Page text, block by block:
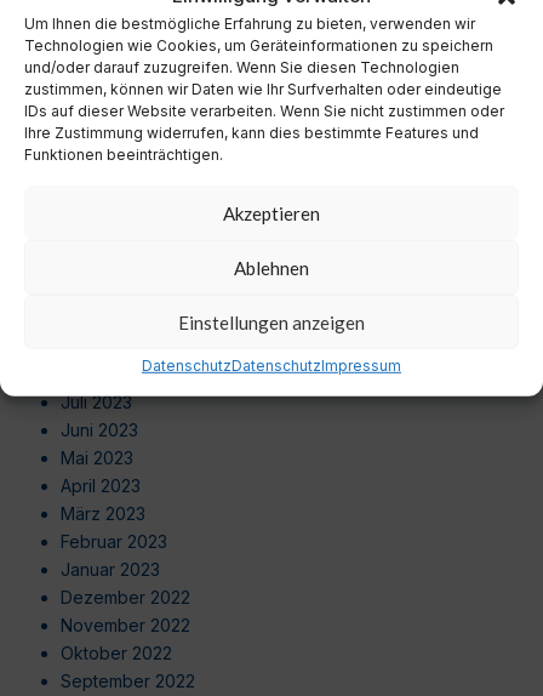
Um Ihnen die bestmögliche Erfahrung zu bieten, verwenden wir
Technologien wie Cookies, um Geräteinformationen zu speichern
und/oder darauf zuzugreifen. Wenn Sie diesen Technologien
zustimmen, können wir Daten wie Ihr Surfverhalten oder eindeutige
IDs auf dieser Website verarbeiten. Wenn Sie nicht zustimmen oder
Ihre Zustimmung widerrufen, kann dies bestimmte Features und
Funktionen beeinträchtigen.
Akzeptieren
Ablehnen
Einstellungen anzeigen
DatenschutzDatenschutzImpressum
August 2024
Juli 2024
Juni 2024
Mai 2024
April 2024
August 2023
Juli 2023
Juni 2023
Mai 2023
April 2023
März 2023
Februar 2023
Januar 2023
Dezember 2022
November 2022
Oktober 2022
September 2022